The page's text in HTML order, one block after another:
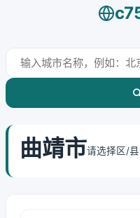
曲靖市请选择区/